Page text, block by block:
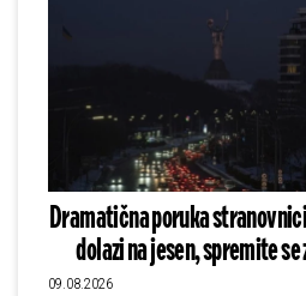
Dramatična poruka
dolazi na jesen, spremite
09.08.2026